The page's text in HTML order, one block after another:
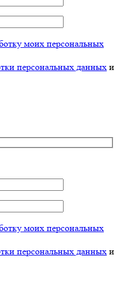
моих персональных
персональных данных и
моих персональных
персональных данных и